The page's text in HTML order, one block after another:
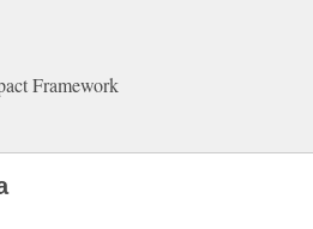
Framework